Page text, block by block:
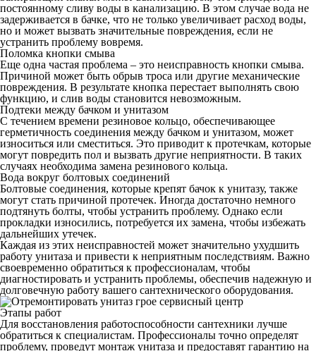
постоянному сливу воды в канализацию. В этом случае вода не
задерживается в бачке, что не только увеличивает расход воды,
но и может вызвать значительные повреждения, если не
устранить проблему вовремя.
Поломка кнопки смыва
Еще одна частая проблема – это неисправность кнопки смыва.
Причиной может быть обрыв троса или другие механические
повреждения. В результате кнопка перестает выполнять свою
функцию, и слив воды становится невозможным.
Подтеки между бачком и унитазом
С течением времени резиновое кольцо, обеспечивающее
герметичность соединения между бачком и унитазом, может
износиться или сместиться. Это приводит к протечкам, которые
могут повредить пол и вызвать другие неприятности. В таких
случаях необходима замена резинового кольца.
Вода вокруг болтовых соединений
Болтовые соединения, которые крепят бачок к унитазу, также
могут стать причиной протечек. Иногда достаточно немного
подтянуть болты, чтобы устранить проблему. Однако если
прокладки износились, потребуется их замена, чтобы избежать
дальнейших утечек.
Каждая из этих неисправностей может значительно ухудшить
работу унитаза и привести к неприятным последствиям. Важно
своевременно обратиться к профессионалам, чтобы
диагностировать и устранить проблемы, обеспечив надежную и
долговечную работу вашего сантехнического оборудования.
Этапы работ
Для восстановления работоспособности сантехники лучше
обратиться к специалистам. Профессионалы точно определят
проблему, проведут монтаж унитаза и предоставят гарантию на